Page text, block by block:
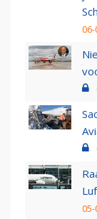
05-